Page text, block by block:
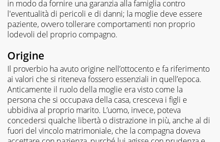
in modo da fornire una garanzia alla famiglia contro
l'eventualità di pericoli e di danni; la moglie deve essere
paziente, ovvero tollerare comportamenti non proprio
lodevoli del proprio compagno.
Origine
Il proverbio ha avuto origine nell’ottocento e fa riferimento
ai valori che si riteneva fossero essenziali in quell’epoca.
Anticamente il ruolo della moglie era visto come la
persona che si occupava della casa, cresceva i figli e
ubbidiva al proprio marito. L’uomo, invece, poteva
concedersi qualche libertà o distrazione in più, anche al di
fuori del vincolo matrimoniale, che la compagna doveva